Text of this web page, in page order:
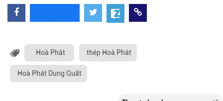
Hoà Phát thép Hoà Phát
Hoà Phát Dung Quất